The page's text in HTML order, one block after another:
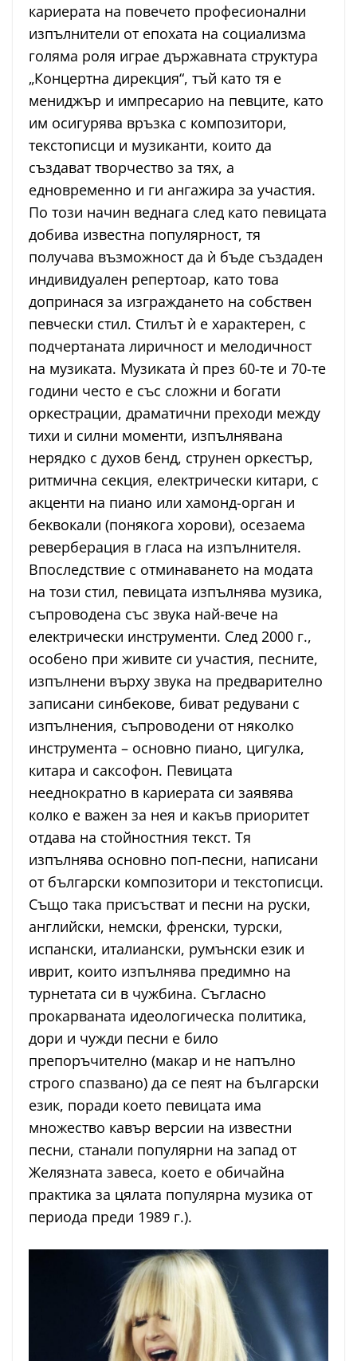
кариерата на повечето професионални
изпълнители от епохата на социализма
голяма роля играе държавната структура
„Концертна дирекция“, тъй като тя е
мениджър и импресарио на певците, като
им осигурява връзка с композитори,
текстописци и музиканти, които да
създават творчество за тях, а
едновременно и ги ангажира за участия.
По този начин веднага след като певицата
добива известна популярност, тя
получава възможност да ѝ бъде създаден
индивидуален репертоар, като това
допринася за изграждането на собствен
певчески стил. Стилът ѝ е характерен, с
подчертаната лиричност и мелодичност
на музиката. Музиката ѝ през 60-те и 70-те
години често е със сложни и богати
оркестрации, драматични преходи между
тихи и силни моменти, изпълнявана
нерядко с духов бенд, струнен оркестър,
ритмична секция, електрически китари, с
акценти на пиано или хамонд-орган и
беквокали (понякога хорови), осезаема
реверберация в гласа на изпълнителя.
Впоследствие с отминаването на модата
на този стил, певицата изпълнява музика,
съпроводена със звука най-вече на
електрически инструменти. След 2000 г.,
особено при живите си участия, песните,
изпълнени върху звука на предварително
записани синбекове, биват редувани с
изпълнения, съпроводени от няколко
инструмента – основно пиано, цигулка,
китара и саксофон. Певицата
нееднократно в кариерата си заявява
колко е важен за нея и какъв приоритет
отдава на стойностния текст. Тя
изпълнява основно поп-песни, написани
от български композитори и текстописци.
Също така присъстват и песни на руски,
английски, немски, френски, турски,
испански, италиански, румънски език и
иврит, които изпълнява предимно на
турнетата си в чужбина. Съгласно
прокарваната идеологическа политика,
дори и чужди песни е било
препоръчително (макар и не напълно
строго спазвано) да се пеят на български
език, поради което певицата има
множество кавър версии на известни
песни, станали популярни на запад от
Желязната завеса, което е обичайна
практика за цялата популярна музика от
периода преди 1989 г.).